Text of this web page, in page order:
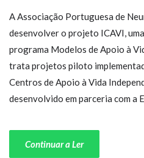
A Associação Portuguesa de
desenvolver o projeto ICAVI,
programa Modelos de Apoio à
trata projetos piloto
Centros de Apoio à Vida
desenvolvido em parceria com a
Continuar a Ler